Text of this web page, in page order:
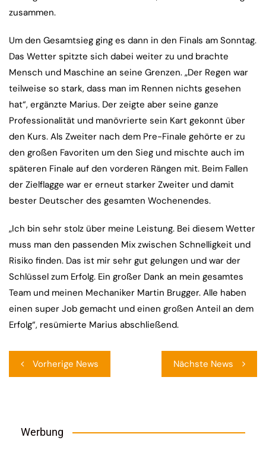
zusammen.
Um den Gesamtsieg ging es dann in den Finals am Sonntag.
Das Wetter spitzte sich dabei weiter zu und brachte
Mensch und Maschine an seine Grenzen. „Der Regen war
teilweise so stark, dass man im Rennen nichts gesehen
hat“, ergänzte Marius. Der zeigte aber seine ganze
Professionalität und manövrierte sein Kart gekonnt über
den Kurs. Als Zweiter nach dem Pre-Finale gehörte er zu
den großen Favoriten um den Sieg und mischte auch im
späteren Finale auf den vorderen Rängen mit. Beim Fallen
der Zielflagge war er erneut starker Zweiter und damit
bester Deutscher des gesamten Wochenendes.
„Ich bin sehr stolz über meine Leistung. Bei diesem Wetter
muss man den passenden Mix zwischen Schnelligkeit und
Risiko finden. Das ist mir sehr gut gelungen und war der
Schlüssel zum Erfolg. Ein großer Dank an mein gesamtes
Team und meinen Mechaniker Martin Brugger. Alle haben
einen super Job gemacht und einen großen Anteil an dem
Erfolg“, resümierte Marius abschließend.
Vorherige News Nächste News
Werbung